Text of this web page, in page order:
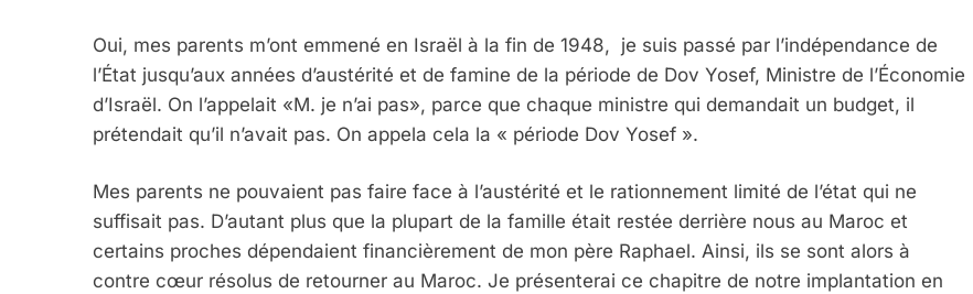
Oui, mes parents m’ont emmené en Israël à la fin de 1948, je suis passé par l’indépendance de
l’État jusqu’aux années d’austérité et de famine de la période de Dov Yosef, Ministre de l’Économie
d’Israël. On l’appelait «M. je n’ai pas», parce que chaque ministre qui demandait un budget, il
prétendait qu’il n’avait pas. On appela cela la « période Dov Yosef ».
Mes parents ne pouvaient pas faire face à l’austérité et le rationnement limité de l’état qui ne
suffisait pas. D’autant plus que la plupart de la famille était restée derrière nous au Maroc et
certains proches dépendaient financièrement de mon père Raphael. Ainsi, ils se sont alors à
contre cœur résolus de retourner au Maroc. Je présenterai ce chapitre de notre implantation en